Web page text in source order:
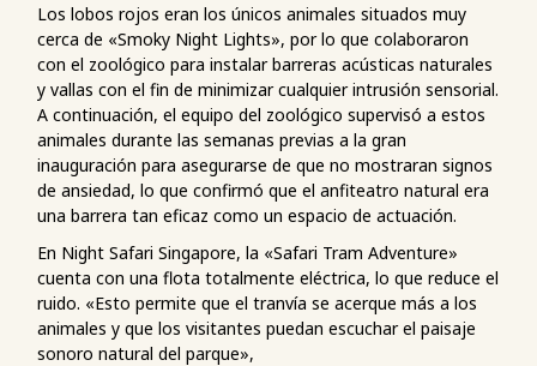
Los lobos rojos eran los únicos animales situados muy
cerca de «Smoky Night Lights», por lo que colaboraron
con el zoológico para instalar barreras acústicas naturales
y vallas con el fin de minimizar cualquier intrusión sensorial.
A continuación, el equipo del zoológico supervisó a estos
animales durante las semanas previas a la gran
inauguración para asegurarse de que no mostraran signos
de ansiedad, lo que confirmó que el anfiteatro natural era
una barrera tan eficaz como un espacio de actuación.
En Night Safari Singapore, la «Safari Tram Adventure»
cuenta con una flota totalmente eléctrica, lo que reduce el
ruido. «Esto permite que el tranvía se acerque más a los
animales y que los visitantes puedan escuchar el paisaje
sonoro natural del parque»,